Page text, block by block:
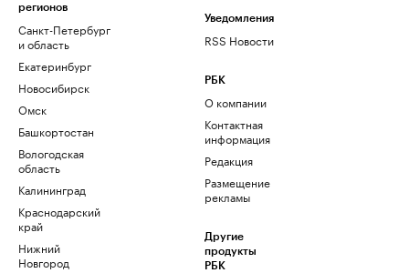
регионов
Санкт-Петербург
и область
Екатеринбург
Новосибирск
Омск
Башкортостан
Вологодская
область
Калининград
Краснодарский
край
Нижний
Новгород
Уведомления
RSS Новости
РБК
О компании
Контактная
информация
Редакция
Размещение
рекламы
Другие
продукты
РБК